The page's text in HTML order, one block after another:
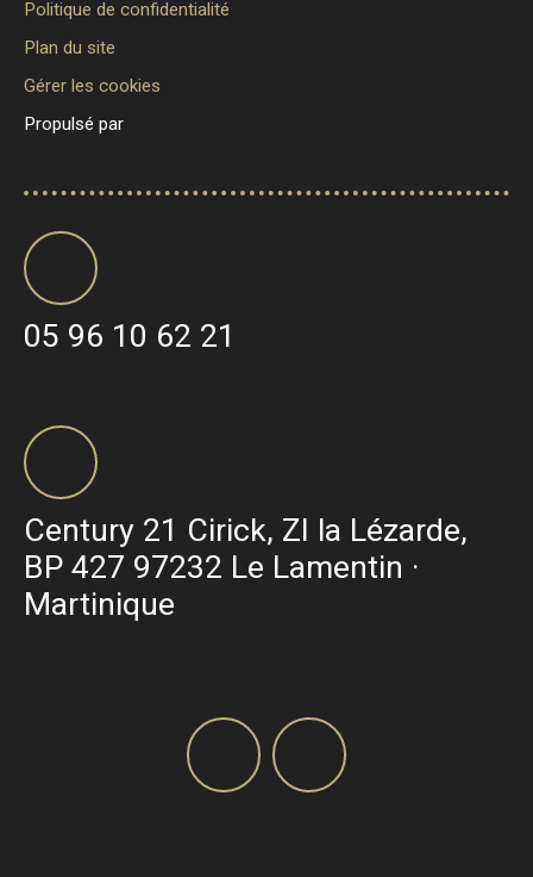
Politique de confidentialité
Plan du site
Gérer les cookies
Propulsé par
05 96 10 62 21
Century 21 Cirick, ZI la Lézarde,
BP 427 97232 Le Lamentin ·
Martinique